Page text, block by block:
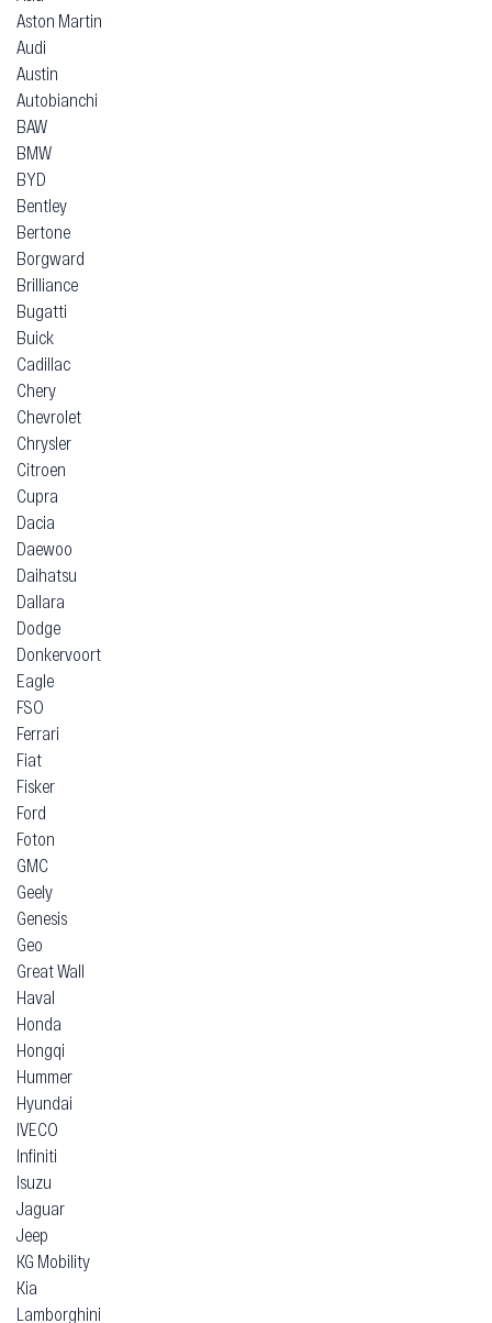
Aston Martin
Audi
Austin
Autobianchi
BAW
BMW
BYD
Bentley
Bertone
Borgward
Brilliance
Bugatti
Buick
Cadillac
Chery
Chevrolet
Chrysler
Citroen
Cupra
Dacia
Daewoo
Daihatsu
Dallara
Dodge
Donkervoort
Eagle
FSO
Ferrari
Fiat
Fisker
Ford
Foton
GMC
Geely
Genesis
Geo
Great Wall
Haval
Honda
Hongqi
Hummer
Hyundai
IVECO
Infiniti
Isuzu
Jaguar
Jeep
KG Mobility
Kia
Lamborghini